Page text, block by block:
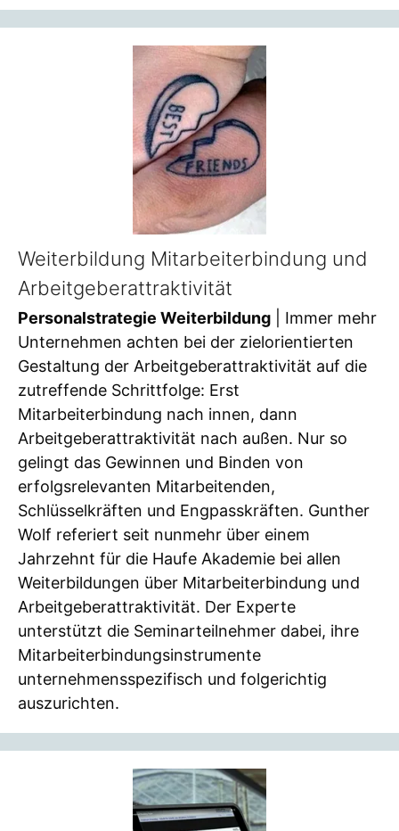
Weiterbildung Mitarbeiterbindung und
Arbeitgeberattraktivität
Personalstrategie Weiterbildung | Immer mehr
Unternehmen achten bei der zielorientierten
Gestaltung der Arbeitgeberattraktivität auf die
zutreffende Schrittfolge: Erst
Mitarbeiterbindung nach innen, dann
Arbeitgeberattraktivität nach außen. Nur so
gelingt das Gewinnen und Binden von
erfolgsrelevanten Mitarbeitenden,
Schlüsselkräften und Engpasskräften. Gunther
Wolf referiert seit nunmehr über einem
Jahrzehnt für die Haufe Akademie bei allen
Weiterbildungen über Mitarbeiterbindung und
Arbeitgeberattraktivität. Der Experte
unterstützt die Seminarteilnehmer dabei, ihre
Mitarbeiterbindungsinstrumente
unternehmensspezifisch und folgerichtig
auszurichten.